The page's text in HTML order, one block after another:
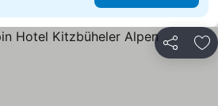
Teilen